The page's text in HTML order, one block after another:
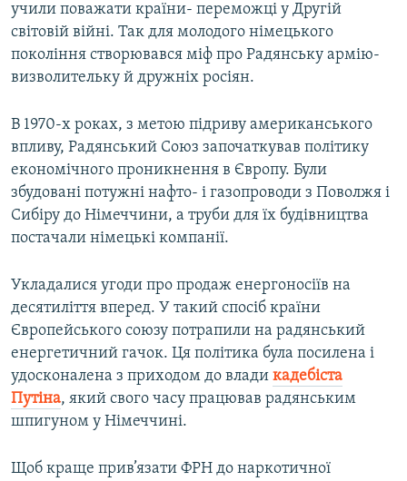
учили поважати країни- переможці у Другій
світовій війні. Так для молодого німецького
покоління створювався міф про Радянську армію-
визволительку й дружніх росіян.
В 1970-х роках, з метою підриву американського
впливу, Радянський Союз започаткував політику
економічного проникнення в Європу. Були
збудовані потужні нафто- і газопроводи з Поволжя і
Сибіру до Німеччини, а труби для їх будівництва
постачали німецькі компанії.
Укладалися угоди про продаж енергоносіїв на
десятиліття вперед. У такий спосіб країни
Європейського союзу потрапили на радянський
енергетичний гачок. Ця політика була посилена і
удосконалена з приходом до влади кадебіста
Путіна, який свого часу працював радянським
шпигуном у Німеччині.
Щоб краще прив’язати ФРН до наркотичної